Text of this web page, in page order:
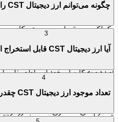
کریپتو سامورائی یک توکن بر اساس
یک اکوسیستم امن، سریع و
به دنبال سرمایه‌گذاری و تجارت در
ارز دیجیتال با فلسفه ایجاد
آمده و به کاربران خود این اطمینان
هیچ‌گونه نگرانی انجام خواهد شد.
پلتفرم‌های همکاری‌کننده با ارز
چگونه می‌توانم ارز دیجیتال CST را خریداری کنم؟
آیا ارز دیجیتال CST قابل استخراج است؟
تعداد موجود ارز دیجیتال CST چقدر است؟